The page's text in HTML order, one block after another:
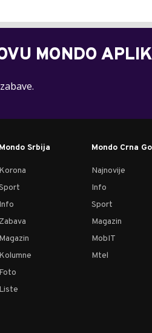
MONDO
Mondo Srbija
Korona
Info
Zabava
Magazin
Kolumne
Foto
Liste
Mondo Crna
Najnovije
Info
Sport
Magazin
MobIT
Mtel